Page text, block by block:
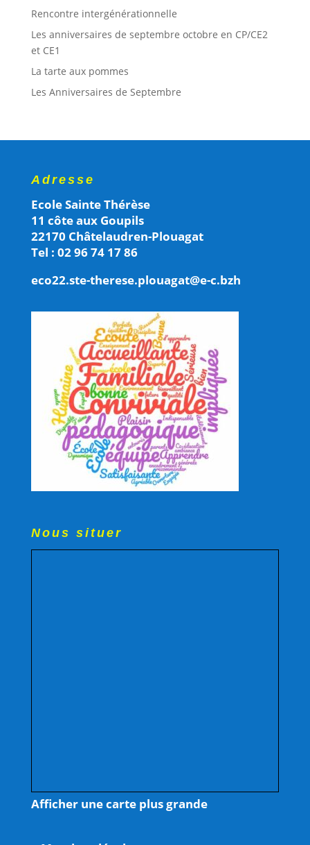
Rencontre intergénérationnelle
Les anniversaires de septembre octobre en CP/CE2
et CE1
La tarte aux pommes
Les Anniversaires de Septembre
Adresse
Ecole Sainte Thérèse
11 côte aux Goupils
22170 Châtelaudren-Plouagat
Tel : 02 96 74 17 86
eco22.ste-therese.plouagat@e-c.bzh
Nous situer
Afficher une carte plus grande